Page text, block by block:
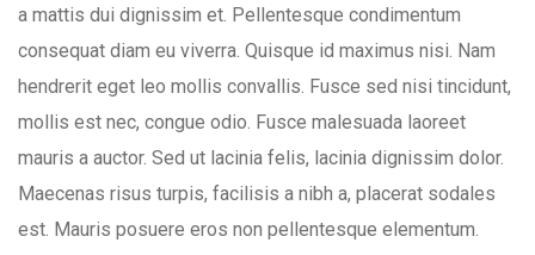
a mattis dui dignissim et. Pellentesque condimentum
consequat diam eu viverra. Quisque id maximus nisi. Nam
hendrerit eget leo mollis convallis. Fusce sed nisi tincidunt,
mollis est nec, congue odio. Fusce malesuada laoreet
mauris a auctor. Sed ut lacinia felis, lacinia dignissim dolor.
Maecenas risus turpis, facilisis a nibh a, placerat sodales
est. Mauris posuere eros non pellentesque elementum.